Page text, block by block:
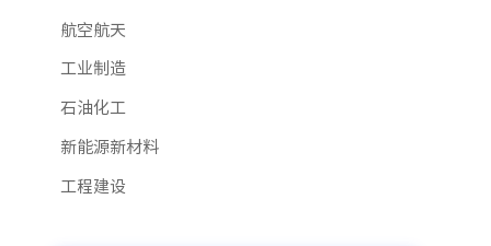
航空航天
工业制造
石油化工
新能源新材料
工程建设